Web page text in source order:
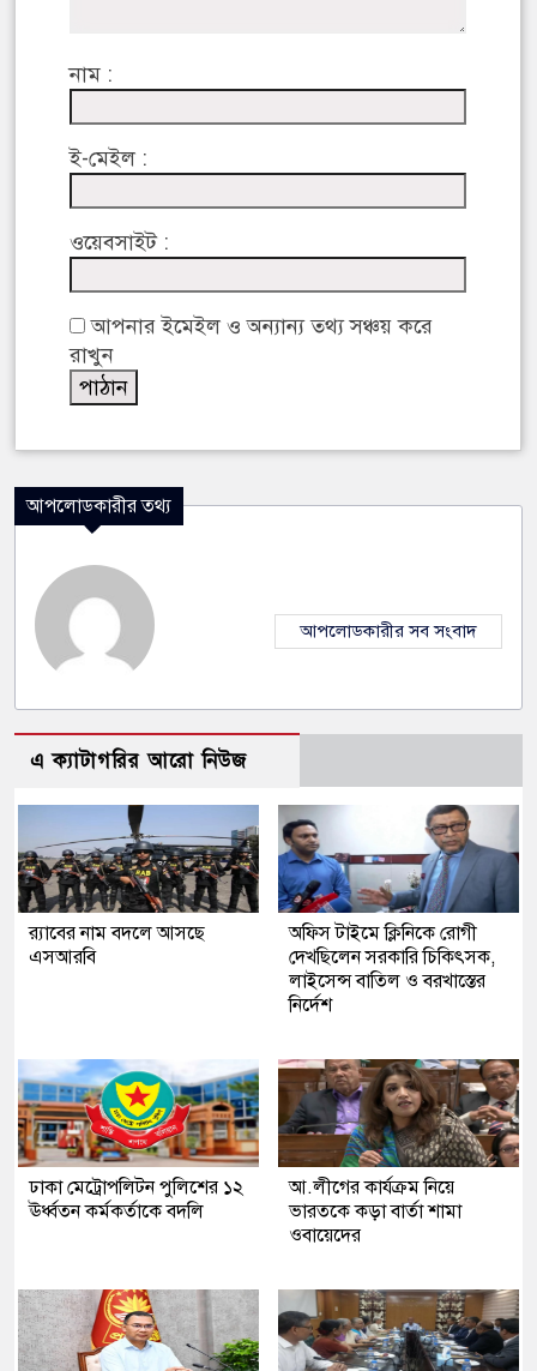
নাম :
ই-মেইল :
ওয়েবসাইট :
আপনার ইমেইল ও অন্যান্য তথ্য সঞ্চয় করে
রাখুন
আপলোডকারীর তথ্য
আপলোডকারীর সব সংবাদ
এ ক্যাটাগরির আরো নিউজ
র‍্যাবের নাম বদলে আসছে
এসআরবি
অফিস টাইমে ক্লিনিকে রোগী
দেখছিলেন সরকারি চিকিৎসক,
লাইসেন্স বাতিল ও বরখাস্তের
নির্দেশ
ঢাকা মেট্রোপলিটন পুলিশের ১২
ঊর্ধ্বতন কর্মকর্তাকে বদলি
আ.লীগের কার্যক্রম নিয়ে
ভারতকে কড়া বার্তা শামা
ওবায়েদের